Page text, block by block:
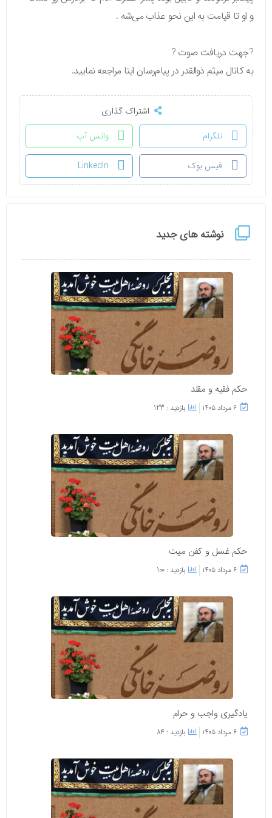
نوشته های جدید
حکم فقیه و مقلد
۶ مرداد ۱۴۰۵ بازدید : 123
حکم غسل و کفن میت
۶ مرداد ۱۴۰۵ بازدید : 100
یادگیری واجب و حرام
۶ مرداد ۱۴۰۵ بازدید : 84
و او تا قیامت به این نحو عذاب می‌شه .
?جهت دریافت صوت ?
به کانال میثم ذوالقدر در پیام‌رسان ایتا مراجعه نمایید.
اشتراک گذاری
تلگرام
واتس آپ
فیس بوک LinkedIn